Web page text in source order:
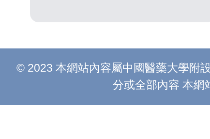
© 2023 本網站內容屬中國醫藥大學附
分或全部內容 本網